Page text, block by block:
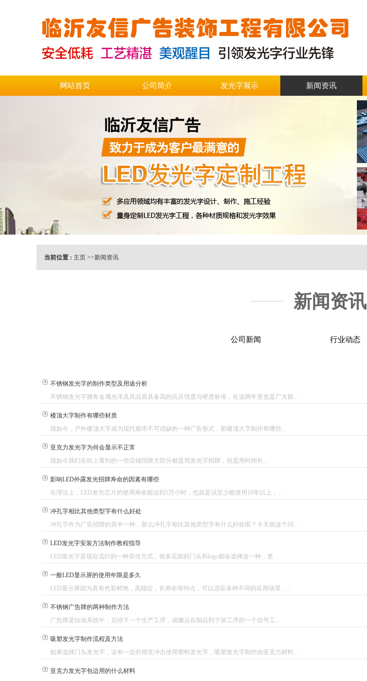
网站首页 公司简介 发光字展示 新闻资讯
当前位置 : 主页 >>新闻资讯
新闻资讯
公司新闻 行业动态
不锈钢发光字的制作类型及用途分析
不锈钢发光字拥有金属光泽及其品质具备高的抗压强度与硬度标准，在这两年里也是广大群...
楼顶大字制作有哪些材质
现如今，户外楼顶大字成为现代都市不可或缺的一种广告形式，那楼顶大字制作有哪些...
亚克力发光字为何会显示不正常
现如今我们在街上看到的一些店铺招牌大部分都是用发光字招牌，但是用时间长...
影响LED外露发光招牌寿命的因素有哪些
在理论上，LED发光芯片的使用寿命能达到5万小时，也就是说至少能使用10年以上，...
冲孔字相比其他类型字有什么好处
冲孔字作为广告招牌的其中一种，那么冲孔字相比其他类型字有什么好处呢？今天就这个问...
LED发光字安装方法制作教程指导
LED发光字是现在流行的一种宣传方式，很多店面的门头和logo都会选择这一种，更...
一般LED显示屏的使用年限是多久
LED显示屏因为具有色彩鲜艳，高稳定，长寿命等特点，可以适应各种不同的应用场景，...
不锈钢广告牌的两种制作方法
广告牌是拉动系统中，启动下一个生产工序，或搬运在制品到下游工序的一个信号工...
吸塑发光字制作流程及方法
如果选择门头发光字，这有一定的视觉冲击使用塑料发光字，吸塑发光字制作由亚克力材料...
亚克力发光字包边用的什么材料